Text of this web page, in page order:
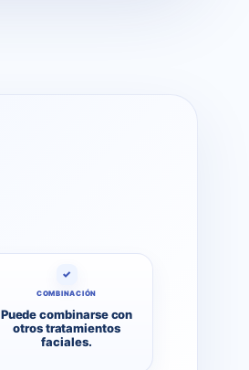
✓
COMBINACIÓN
Puede combinarse con
otros tratamientos
faciales.